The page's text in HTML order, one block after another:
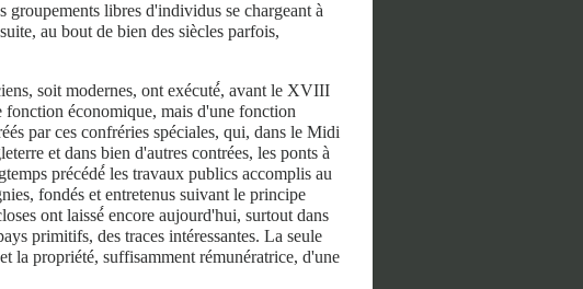
groupements libres d'individus se chargeant à
au bout de bien des siècles parfois,
soit modernes, ont exécuté́, avant le XVIII
fonction économique, mais d'une fonction
par ces confréries spéciales, qui, dans le Midi
et dans bien d'autres contrées, les ponts à
précédé́ les travaux publics accomplis au
fondés et entretenus suivant le principe
ont laissé́ encore aujourd'hui, surtout dans
primitifs, des traces intéressantes. La seule
la propriété, suffisamment rémunératrice, d'une